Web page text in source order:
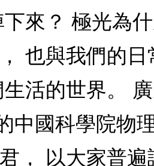
來？ 極光為
也與我們的日
活的世界。
中國科學院物
， 以大家普